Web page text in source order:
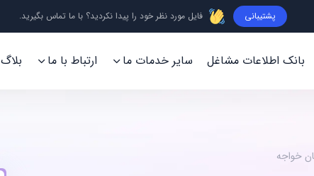
پشتیبانی فایل مورد نظر خود را پیدا نکردید؟ با ما تماس بگیرید.
بانک اطلاعات مشاغل سایر خدمات ما ارتباط با ما بلاگ
خواجه